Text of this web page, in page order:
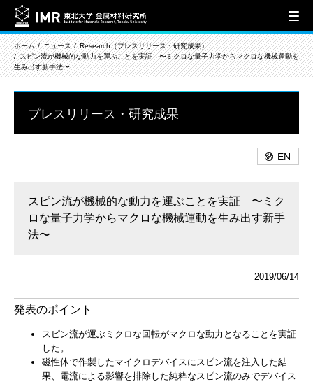
ホーム ニュース
Research（プレスリリース・研究成果）
スピン流が機械的な動力を運ぶことを実証 〜ミクロな量子力学からマクロな機械運動を
生み出す新手法〜
プレスリリース・研究成果
EN
スピン流が機械的な動力を運ぶことを実証 〜ミク
ロな量子力学からマクロな機械運動を生み出す新手
法〜
2019/06/14
発表のポイント
スピン流が運ぶミクロな回転がマクロな動力となることを実証
した。
磁性体で作製したマイクロデバイスにスピン流を注入した結
果、電流による影響を排除した純粋なスピン流のみでデバイス